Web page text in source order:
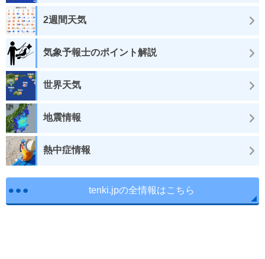
2週間天気
気象予報士のポイント解説
世界天気
地震情報
熱中症情報
tenki.jpの全情報はこちら